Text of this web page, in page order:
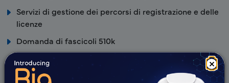
×
Servizi di gestione dei percorsi di registrazione e delle
licenze
Domanda di fascicoli 510k
Vantaggi Freyr